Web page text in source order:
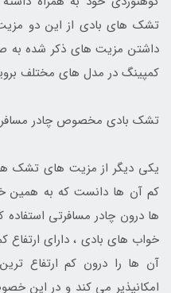
تشک های بادی از این دو مزیت
داشتن مزیت های ذکر شده به
کمپینگ در مدل های مختلف
تشک بادی مخصوص چادر
یکی دیگر از مزیت های تشک
کم آن ها دانست که به همین
ها درون چادر مسافرتی
خواب های بادی ، دارای ارتفاع
آن ها را درون کم ارتفاع
امکانپذیر می کند و در این